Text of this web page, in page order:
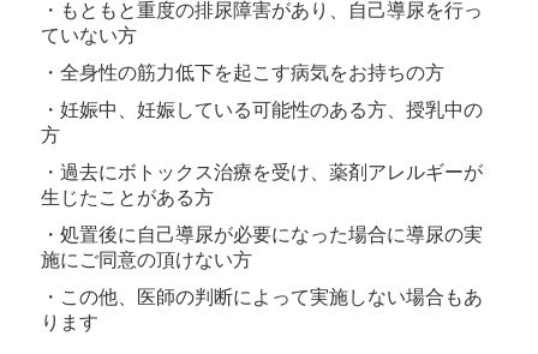
・もともと重度の排尿障害があり、自己導尿を行っ
ていない方
・全身性の筋力低下を起こす病気をお持ちの方
・妊娠中、妊娠している可能性のある方、授乳中の
方
・過去にボトックス治療を受け、薬剤アレルギーが
生じたことがある方
・処置後に自己導尿が必要になった場合に導尿の実
施にご同意の頂けない方
・この他、医師の判断によって実施しない場合もあ
ります